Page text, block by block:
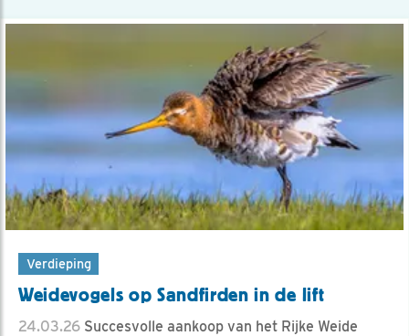
Verdieping
Weidevogels op Sandfirden in de lift
24.03.26 Succesvolle aankoop van het Rijke Weide